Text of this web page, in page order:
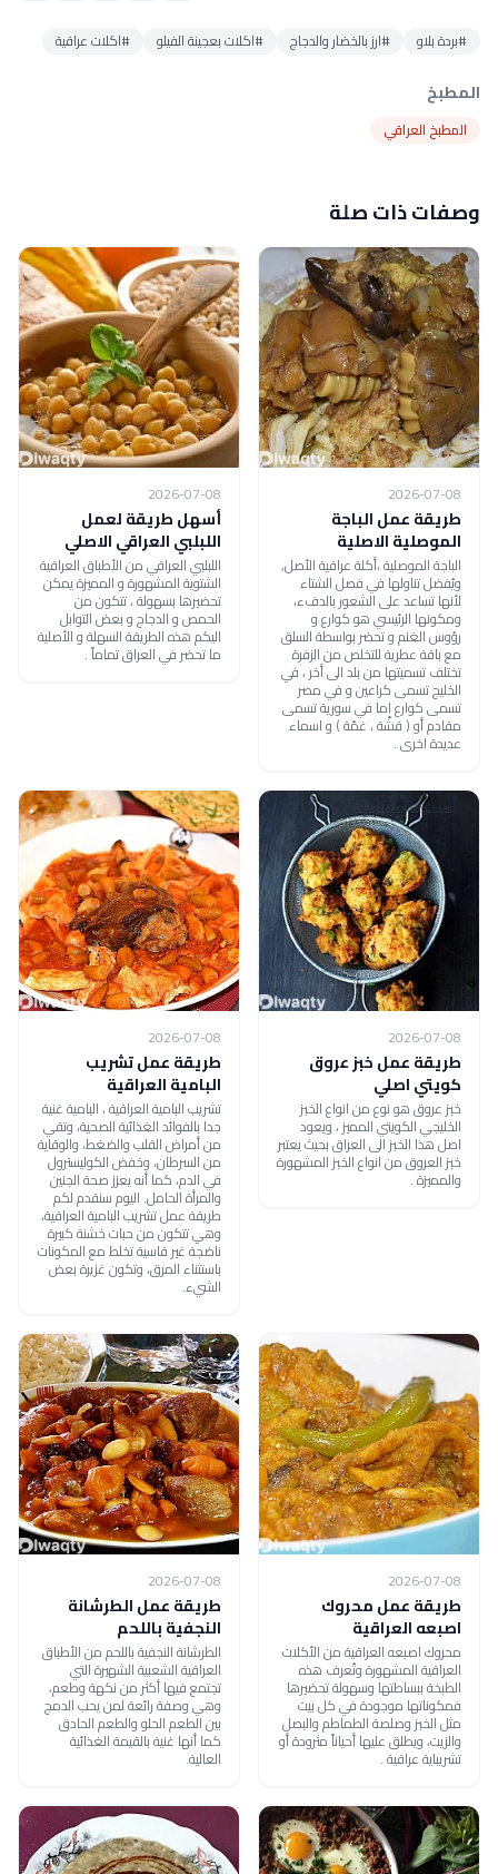
#بردة بلاو #ارز بالخضار والدجاج #اكلات بعجينة الفيلو #اكلات عراقية
المطبخ
المطبخ العراقي
وصفات ذات صلة
2026-07-08
طريقة عمل الباجة
الموصلية الاصلية
الباجة الموصلية ،أكلة عراقية الأصل,
ويُفضل تناولها في فصل الشتاء
لأنها تساعد على الشعور بالدفء،
ومكونها الرئيسي هو كوارع و
رؤوس الغنم و تحضر بواسطة السلق
مع باقة عطرية للتخلص من الزفرة
تختلف تسميتها من بلد الى أخر ، في
الخليج تسمى كراعين و في مصر
تسمى كوارع اما في سورية تسمى
مقادم أو ( قشّة ، غمّة ) و اسماء
عديدة اخرى .
2026-07-08
أسهل طريقة لعمل
اللبلبي العراقي الاصلي
اللبلبي العراقي من الأطباق العراقية
الشتوية المشهورة و المميزة يمكن
تحضيرها بسهولة ، تتكون من
الحمص و الدجاج و بعض التوابل
اليكم هذه الطريقة السهلة و الأصلية
ما تحضر في العراق تماماً .
2026-07-08
طريقة عمل خبز عروق
كويتي اصلي
خبز عروق هو نوع من انواع الخبز
الخليجي الكويتي المميز ، ويعود
اصل هذا الخبز الى العراق بحيث يعتبر
خبز العروق من انواع الخبز المشهورة
والمميزة .
2026-07-08
طريقة عمل تشريب
البامية العراقية
تشريب البامية العراقية ، البامية غنية
جدا بالفوائد الغذائية الصحية، وتقي
من أمراض القلب والضغط، والوقاية
من السرطان، وخفض الكوليسترول
في الدم، كما أنه يعزز صحة الجنين
والمرأة الحامل. اليوم سنقدم لكم
طريقة عمل تشريب البامية العراقية،
وهي تتكون من حبات خشنة كبيرة
ناضجة غير قاسية تخلط مع المكونات
باستثناء المرق، وتكون غزيرة بعض
الشيء.
2026-07-08
طريقة عمل محروك
اصبعه العراقية
محروك اصبعه العراقية من الأكلات
العراقية المشهورة وتُعرف هذه
الطبخة ببساطتها وسهولة تحضيرها
فمكوناتها موجودة في كل بيت
مثل الخبز وصلصة الطماطم والبصل
والزيت، ويطلق عليها أحياناً مثرودة أو
تشريباية عراقية .
2026-07-08
طريقة عمل الطرشانة
النجفية باللحم
الطرشانة النجفية باللحم من الأطباق
العراقية الشعبية الشهيرة التي
تجتمع فيها أكثر من نكهة وطعم،
وهي وصفة رائعة لمن يحب الدمج
بين الطعم الحلو والطعم الحادق
كما أنها غنية بالقيمة الغذائية
العالية.